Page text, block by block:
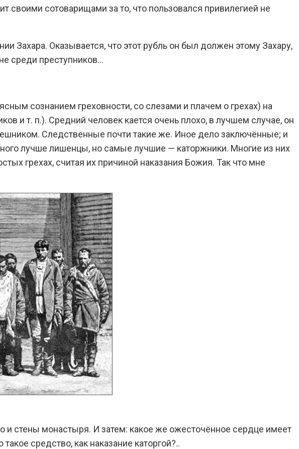
своими сотоварищами за то, что пользовался привилегией не
Захара. Оказывается, что этот рубль он был должен этому Захару,
среди преступников…
сознанием греховности, со слезами и плачем о грехах) на
и т. п.). Средний человек кается очень плохо, в лучшем случае, он
Следственные почти такие же. Иное дело заключённые; и
лучше лишенцы, но самые лучшие — каторжники. Многие из них
грехах, считая их причиной наказания Божия. Так что мне
стены монастыря. И затем: какое же ожесточённое сердце имеет
средство, как наказание каторгой?..